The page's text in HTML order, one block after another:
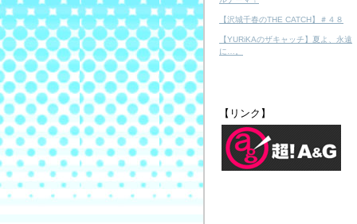
【沢城千春のTHE CATCH】＃４８
【YURiKAのザキャッチ】夏よ、永遠
に…。
【リンク】